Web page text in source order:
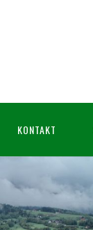
KONTAKT